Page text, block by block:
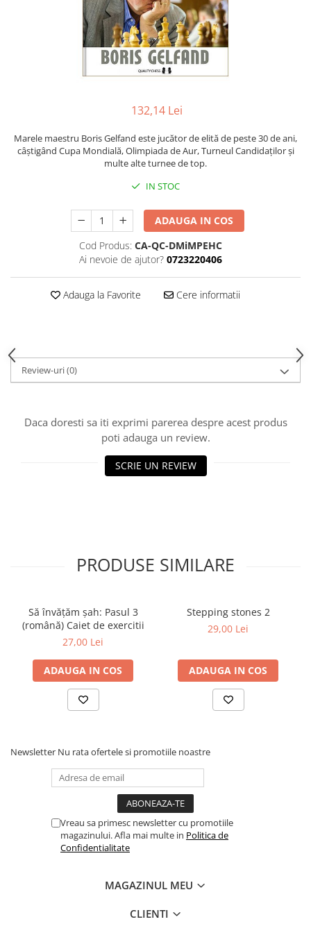
Instruire Generala
Instruire Generala
Lemn De Carpen (hornbeam)
Lemn De Sheesham
Piese de sah DGT
Piese De Sah Tematice Din Plastic
Piese Din Plastic
Piese sah electronice
Piese sah electronice
Puzzle
Sah Magnetic India
Seturi Sah
Ceasuri De Sah Digitale
Step 6
Tabla De Demonstratie
132,14 Lei
Marele maestru Boris Gelfand este jucător de elită de peste 30 de ani,
câștigând Cupa Mondială, Olimpiada de Aur, Turneul Candidaților și
multe alte turnee de top.
IN STOC
ADAUGA IN COS
Cod Produs: CA-QC-DMiMPEHC
Ai nevoie de ajutor? 0723220406
Adauga la Favorite Cere informatii
Review-uri(0)
Daca doresti sa iti exprimi parerea despre acest produs
poti adauga un review.
SCRIE UN REVIEW
PRODUSE SIMILARE
Să învățăm șah: Pasul 3
(română) Caiet de exercitii
27,00 Lei
ADAUGA IN COS
Stepping stones 2
29,00 Lei
ADAUGA IN COS
Newsletter Nu rata ofertele si promotiile noastre
Vreau sa primesc newsletter cu promotiile
magazinului. Afla mai multe in Politica de
Confidentialitate
MAGAZINUL MEU
CLIENTI